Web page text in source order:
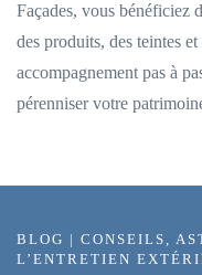
Façades, vous bénéficiez
des produits, des teintes
accompagnement pas à
pérenniser votre
BLOG | CONSEILS,
L’ENTRETIEN